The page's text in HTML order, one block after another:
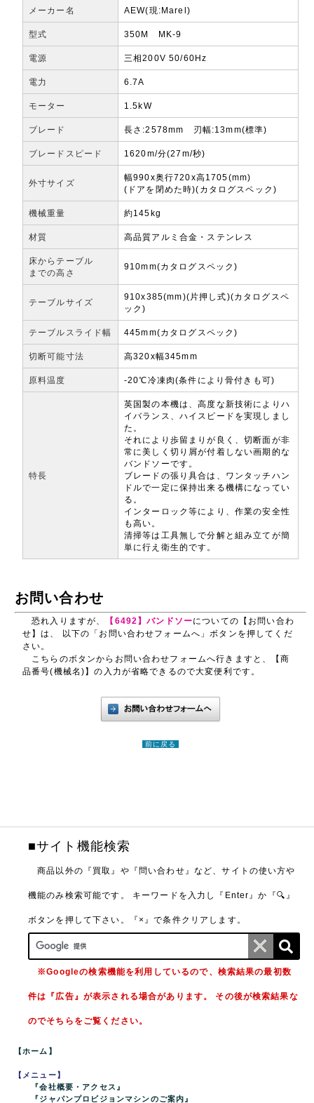
メーカー名 AEW(現:Marel)
型式 350M MK-9
電源 三相200V 50/60Hz
電力 6.7A
モーター 1.5kW
ブレード 長さ:2578mm 刃幅:13mm(標準)
ブレードスピード 1620m/分(27m/秒)
外寸サイズ
幅990x奥行720x高1705(mm)
(ドアを閉めた時)(カタログスペック)
機械重量 約145kg
材質 高品質アルミ合金・ステンレス
床からテーブル
までの高さ
910mm(カタログスペック)
テーブルサイズ
910x385(mm)(片押し式)(カタログスペ
ック)
テーブルスライド幅 445mm(カタログスペック)
切断可能寸法 高320x幅345mm
原料温度 -20℃冷凍肉(条件により骨付きも可)
特長
英国製の本機は、高度な新技術によりハ
イバランス、ハイスピードを実現しまし
た。
それにより歩留まりが良く、切断面が非
常に美しく切り屑が付着しない画期的な
バンドソーです。
ブレードの張り具合は、ワンタッチハン
ドルで一定に保持出来る機構になってい
る。
インターロック等により、作業の安全性
も高い。
清掃等は工具無しで分解と組み立てが簡
単に行え衛生的です。
お問い合わせ
恐れ入りますが、 【6492】バンドソーについての【お問い合わ
せ】は、 以下の「お問い合わせフォームへ」ボタンを押してくだ
さい。
こちらのボタンからお問い合わせフォームへ行きますと、【商
品番号(機械名)】の入力が省略できるので大変便利です。
前に戻る
■サイト機能検索
商品以外の『買取』や『問い合わせ』など、サイトの使い方や
機能のみ検索可能です。 キーワードを入力し『Enter』か『🔍』
ボタンを押して下さい。『×』で条件クリアします。
※Googleの検索機能を利用しているので、検索結果の最初数
件は『広告』が表示される場合があります。 その後が検索結果な
のでそちらをご覧ください。
【ホーム】
【メニュー】
『会社概要・アクセス』
『ジャパンプロビジョンマシンのご案内』